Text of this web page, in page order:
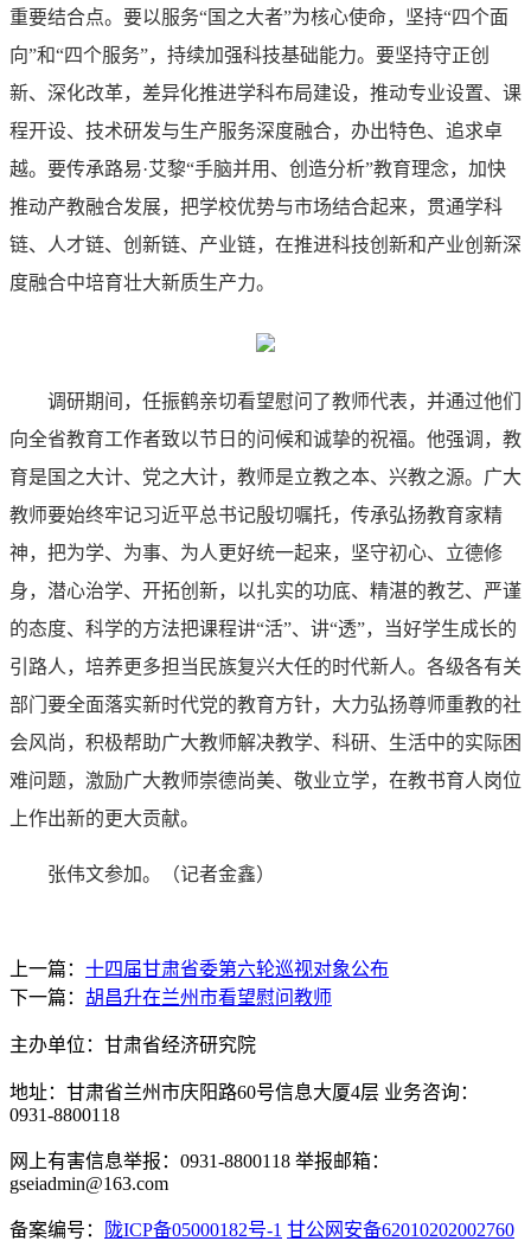
重要结合点。要以服务“国之大者”为核心使命，坚持“四个面
向”和“四个服务”，持续加强科技基础能力。要坚持守正创
新、深化改革，差异化推进学科布局建设，推动专业设置、课
程开设、技术研发与生产服务深度融合，办出特色、追求卓
越。要传承路易·艾黎“手脑并用、创造分析”教育理念，加快
推动产教融合发展，把学校优势与市场结合起来，贯通学科
链、人才链、创新链、产业链，在推进科技创新和产业创新深
度融合中培育壮大新质生产力。
调研期间，任振鹤亲切看望慰问了教师代表，并通过他们
向全省教育工作者致以节日的问候和诚挚的祝福。他强调，教
育是国之大计、党之大计，教师是立教之本、兴教之源。广大
教师要始终牢记习近平总书记殷切嘱托，传承弘扬教育家精
神，把为学、为事、为人更好统一起来，坚守初心、立德修
身，潜心治学、开拓创新，以扎实的功底、精湛的教艺、严谨
的态度、科学的方法把课程讲“活”、讲“透”，当好学生成长的
引路人，培养更多担当民族复兴大任的时代新人。各级各有关
部门要全面落实新时代党的教育方针，大力弘扬尊师重教的社
会风尚，积极帮助广大教师解决教学、科研、生活中的实际困
难问题，激励广大教师崇德尚美、敬业立学，在教书育人岗位
上作出新的更大贡献。
张伟文参加。（记者金鑫）
上一篇： 十四届甘肃省委第六轮巡视对象公布
下一篇： 胡昌升在兰州市看望慰问教师
主办单位：甘肃省经济研究院
地址：甘肃省兰州市庆阳路60号信息大厦4层 业务咨询：
0931-8800118
网上有害信息举报：0931-8800118 举报邮箱：
gseiadmin@163.com
备案编号： 陇ICP备05000182号-1 甘公网安备62010202002760